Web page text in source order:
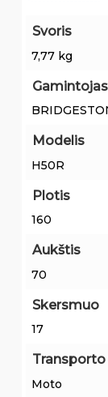
Svoris
7,77 kg
Gamintojas
Modelis
H50R
Plotis
160
Aukštis
70
Skersmuo
17
Moto